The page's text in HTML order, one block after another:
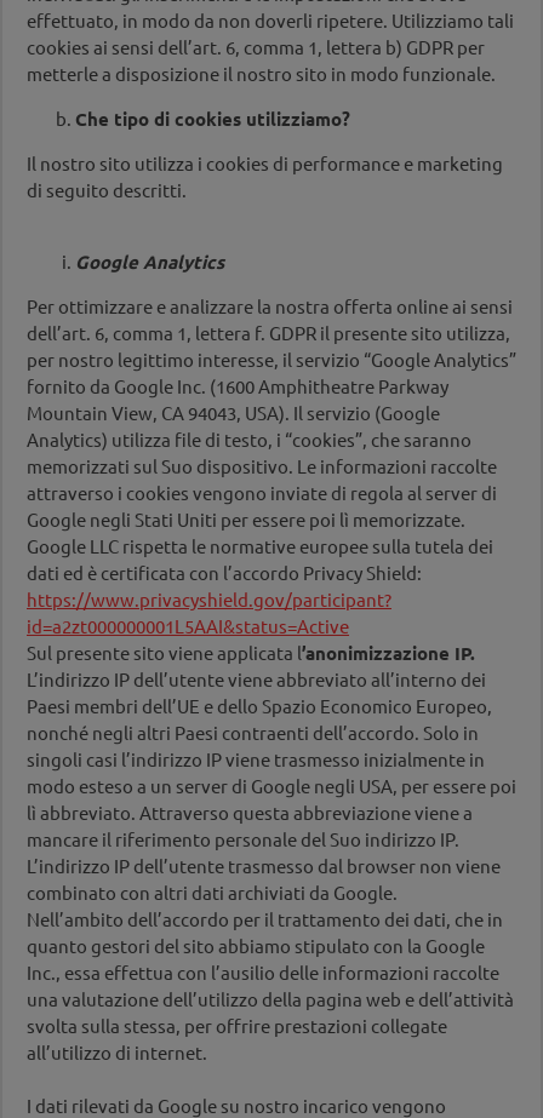
effettuato, in modo da non doverli ripetere. Utilizziamo tali
cookies ai sensi dell’art. 6, comma 1, lettera b) GDPR per
metterle a disposizione il nostro sito in modo funzionale.
Che tipo di cookies utilizziamo?
Il nostro sito utilizza i cookies di performance e marketing
di seguito descritti.
Google Analytics
Per ottimizzare e analizzare la nostra offerta online ai sensi
dell’art. 6, comma 1, lettera f. GDPR il presente sito utilizza,
per nostro legittimo interesse, il servizio “Google Analytics”
fornito da Google Inc. (1600 Amphitheatre Parkway
Mountain View, CA 94043, USA). Il servizio (Google
Analytics) utilizza file di testo, i “cookies”, che saranno
memorizzati sul Suo dispositivo. Le informazioni raccolte
attraverso i cookies vengono inviate di regola al server di
Google negli Stati Uniti per essere poi lì memorizzate.
Google LLC rispetta le normative europee sulla tutela dei
dati ed è certificata con l’accordo Privacy Shield:
https://www.privacyshield.gov/participant?
id=a2zt000000001L5AAI&status=Active
Sul presente sito viene applicata l’anonimizzazione IP.
L’indirizzo IP dell’utente viene abbreviato all’interno dei
Paesi membri dell’UE e dello Spazio Economico Europeo,
nonché negli altri Paesi contraenti dell’accordo. Solo in
singoli casi l’indirizzo IP viene trasmesso inizialmente in
modo esteso a un server di Google negli USA, per essere poi
lì abbreviato. Attraverso questa abbreviazione viene a
mancare il riferimento personale del Suo indirizzo IP.
L’indirizzo IP dell’utente trasmesso dal browser non viene
combinato con altri dati archiviati da Google.
Nell’ambito dell’accordo per il trattamento dei dati, che in
quanto gestori del sito abbiamo stipulato con la Google
Inc., essa effettua con l’ausilio delle informazioni raccolte
una valutazione dell’utilizzo della pagina web e dell’attività
svolta sulla stessa, per offrire prestazioni collegate
all’utilizzo di internet.
I dati rilevati da Google su nostro incarico vengono